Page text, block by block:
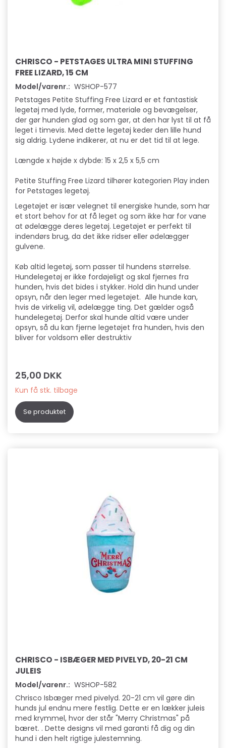
CHRISCO - PETSTAGES ULTRA MINI STUFFING
FREE LIZARD, 15 CM
Model/varenr.: WSHOP-577
Petstages Petite Stuffing Free Lizard er et fantastisk
legetøj med lyde, former, materiale og bevægelser,
der gør hunden glad og som gør, at den har lyst til at få
leget i timevis. Med dette legetøj keder den lille hund
sig aldrig. Lydene indikerer, at nu er det tid til at lege.
Længde x højde x dybde: 15 x 2,5 x 5,5 cm
Petite Stuffing Free Lizard tilhører kategorien Play inden
for Petstages legetøj.
Legetøjet er især velegnet til energiske hunde, som har
et stort behov for at få leget og som ikke har for vane
at ødelægge deres legetøj. Legetøjet er perfekt til
indendørs brug, da det ikke ridser eller ødelægger
gulvene.
Køb altid legetøj, som passer til hundens størrelse.
Hundelegetøj er ikke fordøjeligt og skal fjernes fra
hunden, hvis det bides i stykker. Hold din hund under
opsyn, når den leger med legetøjet. Alle hunde kan,
hvis de virkelig vil, ødelægge ting. Det gælder også
hundelegetøj. Derfor skal hunde altid være under
opsyn, så du kan fjerne legetøjet fra hunden, hvis den
bliver for voldsom eller destruktiv
25,00 DKK
Kun få stk. tilbage
Se produktet
CHRISCO - ISBÆGER MED PIVELYD, 20-21 CM
JULEIS
Model/varenr.: WSHOP-582
Chrisco Isbæger med pivelyd. 20-21 cm vil gøre din
hunds jul endnu mere festlig. Dette er en lækker juleis
med krymmel, hvor der står "Merry Christmas" på
bæret. . Dette designs vil med garanti få dig og din
hund i den helt rigtige julestemning.